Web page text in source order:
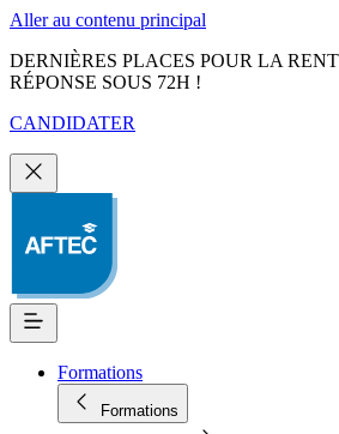
Aller au contenu principal
DERNIÈRES PLACES POUR LA
RÉPONSE SOUS 72H !
CANDIDATER
Formations
Formations